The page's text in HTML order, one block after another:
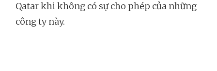
Qatar khi không có sự cho phép của những
công ty này.